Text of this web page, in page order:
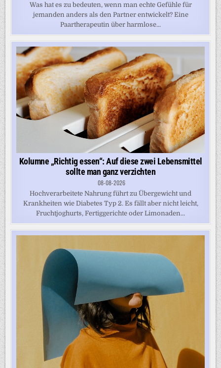
Was hat es zu bedeuten, wenn man echte Gefühle für
jemanden anders als den Partner entwickelt? Eine
Paartherapeutin über harmlose...
Kolumne „Richtig essen“: Auf diese zwei Lebensmittel
sollte man ganz verzichten
08-08-2026
Hochverarbeitete Nahrung führt zu Übergewicht und
Krankheiten wie Diabetes Typ 2. Es fällt aber nicht leicht,
Fruchtjoghurts, Fertiggerichte oder Limonaden...